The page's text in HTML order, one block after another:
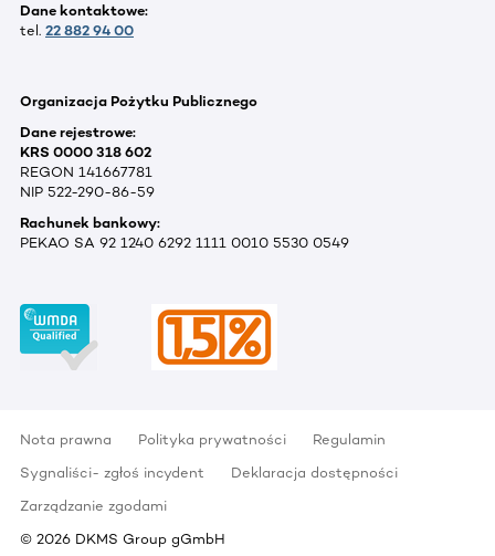
Dane kontaktowe:
tel. 22 882 94 00
Organizacja Pożytku Publicznego
Dane rejestrowe:
KRS 0000 318 602
REGON 141667781
NIP 522-290-86-59
Rachunek bankowy:
PEKAO SA 92 1240 6292 1111 0010 5530 0549
Nota prawna Polityka prywatności
Regulamin
Sygnaliści- zgłoś incydent
Deklaracja dostępności
Zarządzanie zgodami
© 2026 DKMS Group gGmbH